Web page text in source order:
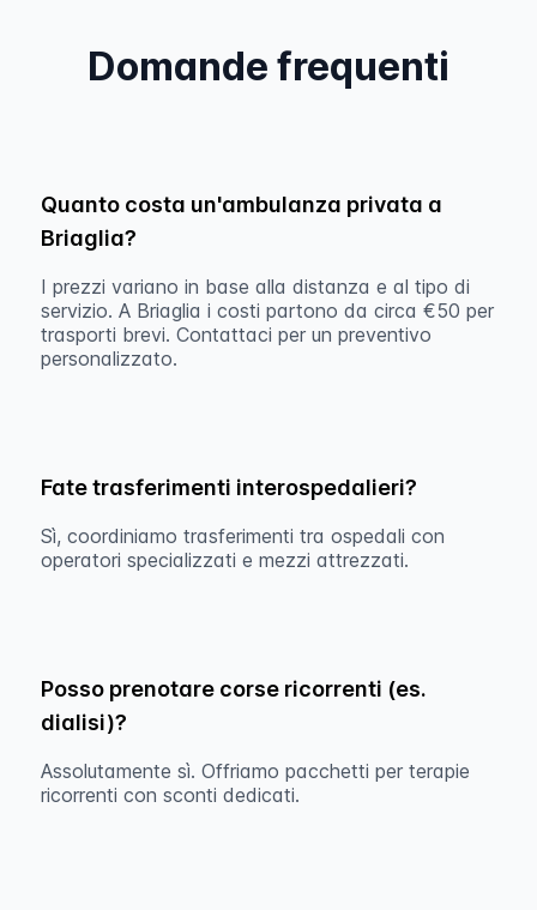
Domande frequenti
Quanto costa un'ambulanza privata a
Briaglia?
I prezzi variano in base alla distanza e al tipo di
servizio. A Briaglia i costi partono da circa €50 per
trasporti brevi. Contattaci per un preventivo
personalizzato.
Fate trasferimenti interospedalieri?
Sì, coordiniamo trasferimenti tra ospedali con
operatori specializzati e mezzi attrezzati.
Posso prenotare corse ricorrenti (es.
dialisi)?
Assolutamente sì. Offriamo pacchetti per terapie
ricorrenti con sconti dedicati.